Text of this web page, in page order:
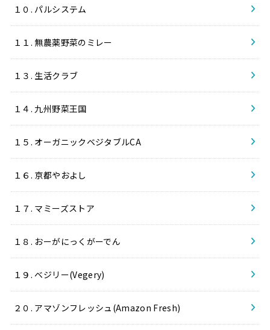
１０. パルシステム
１１. 無農薬野菜のミレー
１３. 生活クラブ
１４. 九州野菜王国
１５. オーガニックベジタブルCA
１６. 京都やおよし
１７. マミーズストア
１８. おーがにっくがーでん
１９. ベジリー(Vegery)
２０. アマゾンフレッシュ(Amazon Fresh)